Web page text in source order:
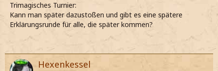
Trimagisches Turnier:
Kann man später dazustoßen und gibt es eine spätere
Erklärungsrunde für alle, die später kommen?
Hexenkessel